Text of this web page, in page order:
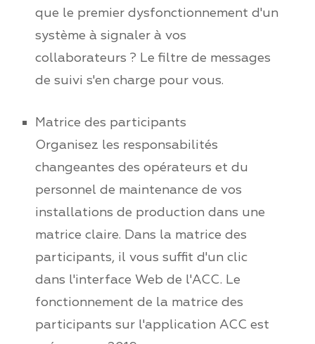
que le premier dysfonctionnement d'un
système à signaler à vos
collaborateurs ? Le filtre de messages
de suivi s'en charge pour vous.
Matrice des participants
Organisez les responsabilités
changeantes des opérateurs et du
personnel de maintenance de vos
installations de production dans une
matrice claire. Dans la matrice des
participants, il vous suffit d'un clic
dans l'interface Web de l'ACC. Le
fonctionnement de la matrice des
participants sur l'application ACC est